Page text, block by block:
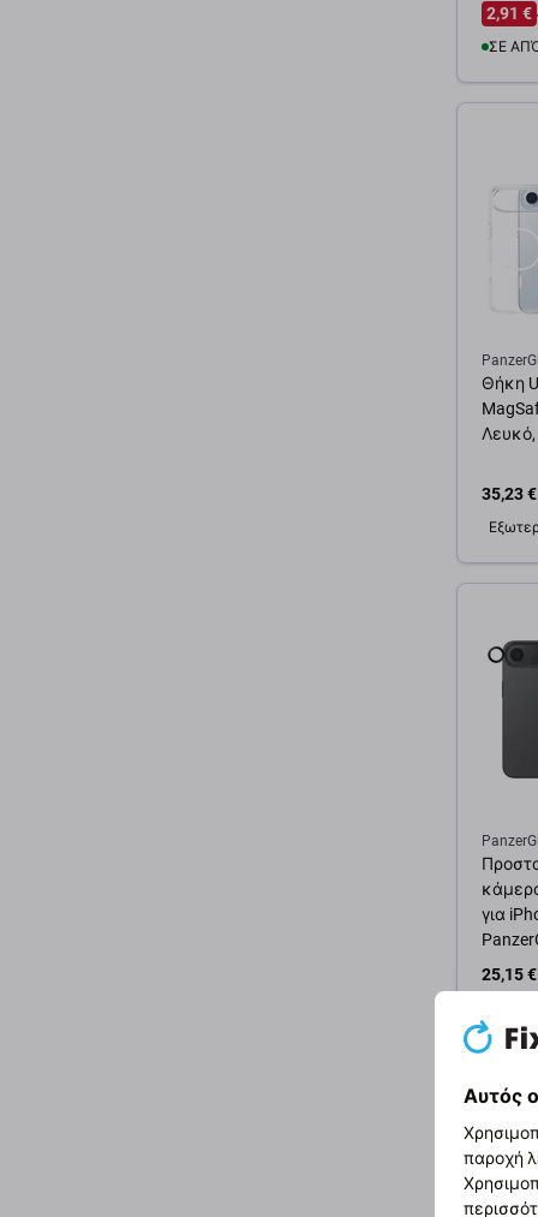
2,91 €
ΣΕ
Θήκη
Λευκό,
35,23 €
για
25,15 €
Αυτός
παροχή